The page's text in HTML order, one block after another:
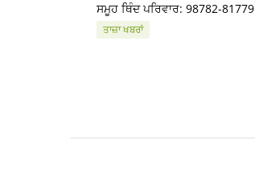
ਸਮੂਹ ਥਿੰਦ ਪਰਿਵਾਰ: 98782-81779
ਤਾਜ਼ਾ ਖਬਰਾਂ